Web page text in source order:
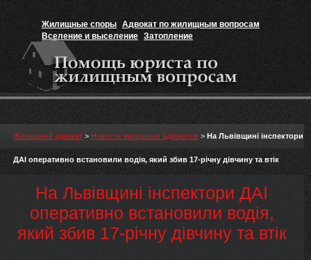
Жилищные споры Адвокат по жилищным вопросам
Вселение и выселение Затопление
Признание прав на жильё
Жилищный адвокат > Новости жилищных адвокатов > На Львівщині інспектори
ДАІ оперативно встановили водія, який збив 17-річну дівчину та втік
На Львівщині інспектори ДАІ
оперативно встановили водія,
який збив 17-річну дівчину та втік